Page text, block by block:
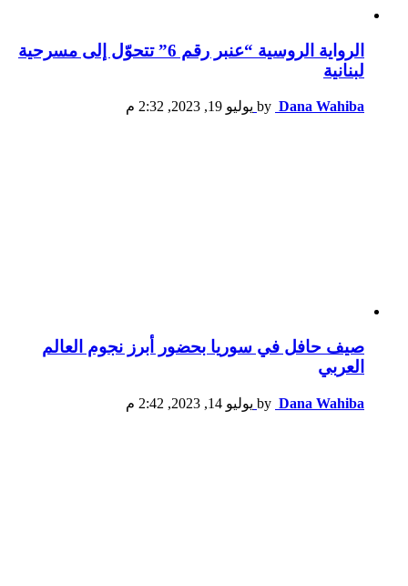
الرواية الروسية “عنبر رقم 6” تتحوّل إلى مسرحية
لبنانية
by Dana Wahiba يوليو 19, 2023, 2:32 م
صيف حافل في سوريا بحضور أبرز نجوم العالم
العربي
by Dana Wahiba يوليو 14, 2023, 2:42 م